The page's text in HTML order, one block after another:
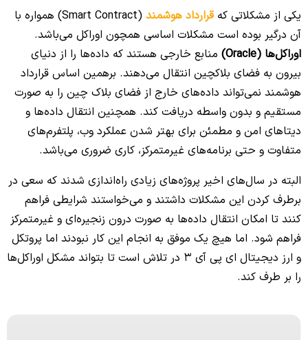
یکی از مشکلاتی که قرارداد هوشمند
(Smart Contract) همواره با
آن درگیر بوده است مشکلات اساسی همچون اوراکل می‌باشد.
اوراکل‌ها (Oracle)
منابع خارجی هستند که داده‌ها را از دنیای
بیرون به فضای بلاکچین انتقال می‌دهند. برهمین اساس قرارداد
هوشمند نمی‌تواند داده‌های خارج از فضای بلاک چین را به صورت
مستقیم و بدون واسطه دریافت کند. همچنین انتقال داده‌ها و
دیتاهای امن و مطمئن برای بهتر شدن عملکرد وب، پلتفرم‌های
متفاوت و حتی برنامه‌های غیرمتمرکز، کاری ضروری می‌باشد.
البته در سال‌های اخیر پروژه‌های زیادی راه‌اندازی شدند که سعی در
برطرف کردن این مشکلات داشتند و می‌خواستند شرایطی فراهم
کنند تا امکان انتقال داده‌ها به صورت درون زنجیره‌ای و غیرمتمرکز
فراهم شود. اما هیچ یک موفق به انجام این کار نبودند اما پروتکل
و ارز دیجیتال ای پی آی 3 در تلاش است تا بتواند مشکل اوراکل‌ها
را بر طرف کند.